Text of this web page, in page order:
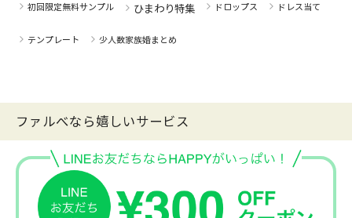
初回限定無料サンプル ひまわり特集 ドロップス ドレス当て
テンプレート 少人数家族婚まとめ
ファルべなら嬉しいサービス